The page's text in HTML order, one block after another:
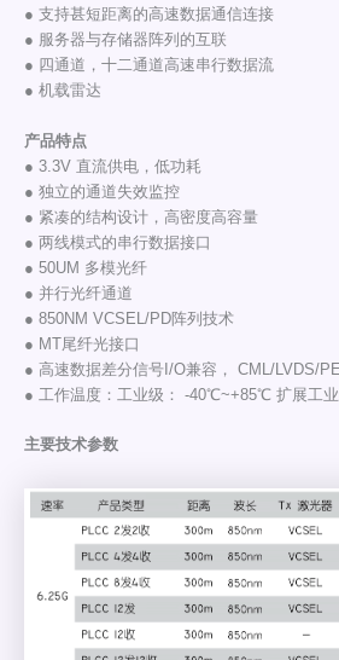
● 支持甚短距离的高速数据通信连接
● 服务器与存储器阵列的互联
● 四通道，十二通道高速串行数据流
● 机载雷达
产品特点
● 3.3V 直流供电，低功耗
● 独立的通道失效监控
● 紧凑的结构设计，高密度高容量
● 两线模式的串行数据接口
● 50UM 多模光纤
● 并行光纤通道
● 850NM VCSEL/PD阵列技术
● MT尾纤光接口
● 高速数据差分信号I/O兼容， CML/LVDS/
● 工作温度：工业级： -40℃~+85℃ 扩展工
主要技术参数